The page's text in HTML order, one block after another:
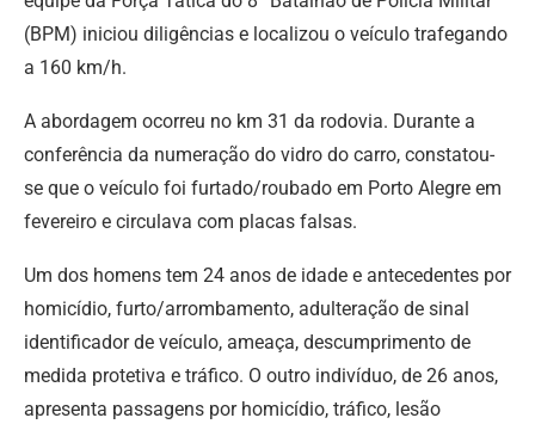
(BPM) iniciou diligências e localizou o veículo trafegando
a 160 km/h.
A abordagem ocorreu no km 31 da rodovia. Durante a
conferência da numeração do vidro do carro, constatou-
se que o veículo foi furtado/roubado em Porto Alegre em
fevereiro e circulava com placas falsas.
Um dos homens tem 24 anos de idade e antecedentes por
homicídio, furto/arrombamento, adulteração de sinal
identificador de veículo, ameaça, descumprimento de
medida protetiva e tráfico. O outro indivíduo, de 26 anos,
apresenta passagens por homicídio, tráfico, lesão